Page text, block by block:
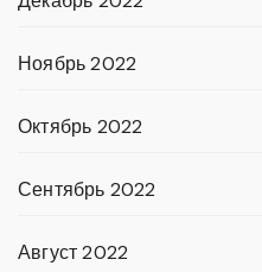
Ноябрь 2022
Октябрь 2022
Сентябрь 2022
Август 2022